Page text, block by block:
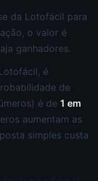
da Lotofácil para
o valor é
ganhadores.
é
de
é de 1 em
aumentam as
simples custa